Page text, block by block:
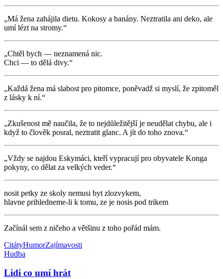
„Má žena zahájila dietu. Kokosy a banány. Neztratila ani deko, ale
umí lézt na stromy.“
„Chtěl bych — neznamená nic.
Chci — to dělá divy.“
„Každá žena má slabost pro pitomce, poněvadž si myslí, že zpitoměl
z lásky k ní.“
„Zkušenost mě naučila, že to nejdůležitější je neudělat chybu, ale i
když to člověk posral, neztratit glanc. A jít do toho znova.“
„Vždy se najdou Eskymáci, kteří vypracují pro obyvatele Konga
pokyny, co dělat za velkých veder.“
nosit petky ze skoly nemusi byt zlozvykem,
hlavne prihledneme-li k tomu, ze je nosis pod trikem
Začínál sem z ničeho a většinu z toho pořád mám.
CitátyHumorZajímavosti
Hudba
Lidi co umí hrát